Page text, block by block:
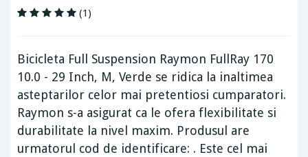
(1)
Bicicleta Full Suspension Raymon FullRay 170
10.0 - 29 Inch, M, Verde se ridica la inaltimea
asteptarilor celor mai pretentiosi cumparatori.
Raymon s-a asigurat ca le ofera flexibilitate si
durabilitate la nivel maxim. Produsul are
urmatorul cod de identificare: . Este cel mai